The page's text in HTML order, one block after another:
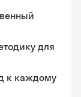
для
к каждому